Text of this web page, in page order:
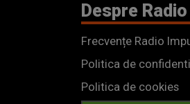
Despre
Frecvențe Radio
Politica de
Politica de cookies